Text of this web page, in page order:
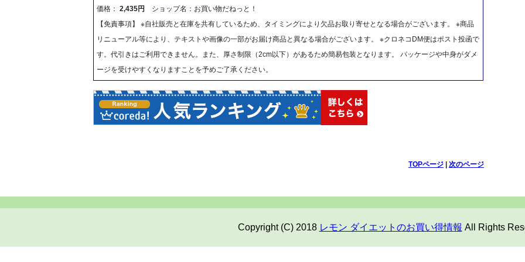
価格： 2,435円
ショップ名：お買い物だねっと！
【免責事項】 ※自社販売と在庫を共有しているため、タイミングにより欠品お取り寄せとなる場合がございます。 ※商品
リニューアル等により、テキストや画像の一部がお届け商品と異なる場合がございます。 ※クロネコDM便はポスト投函で
す。代引きはご利用できません。また、厚さ制限（2cm以下）があるため簡易包装となります。 パッケージや中身がダメ
ージを受けやすくなりますことを予めご了承ください。
TOPページ| 次のページ
Copyright (C) 2018 レモン ダイエットのお買い得情報 All Rights